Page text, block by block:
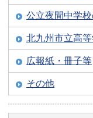
公立夜間中学
北九州市立高
広報紙・冊子等
その他